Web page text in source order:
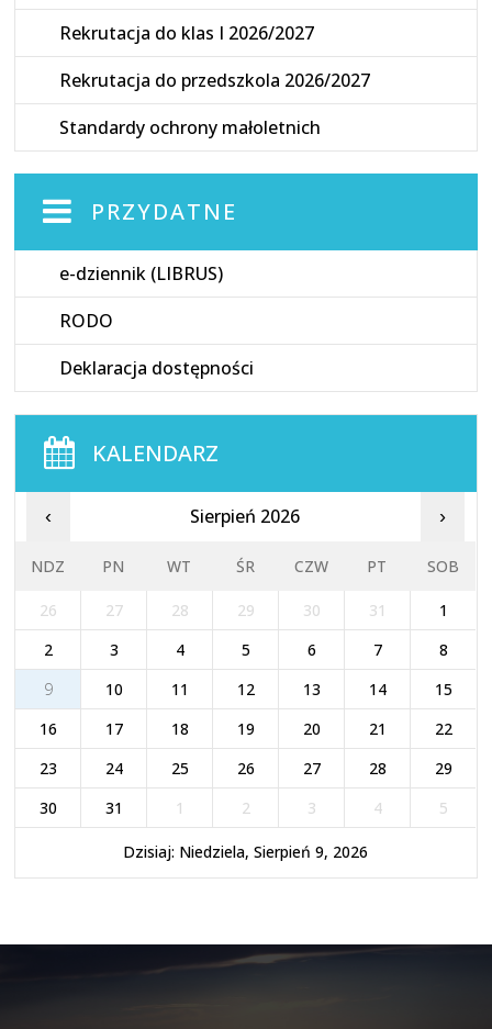
Rekrutacja do klas I 2026/2027
Rekrutacja do przedszkola 2026/2027
Standardy ochrony małoletnich
PRZYDATNE
e-dziennik (LIBRUS)
RODO
Deklaracja dostępności
KALENDARZ
‹ Sierpień 2026 ›
NDZ PN WT ŚR CZW PT SOB
26 27 28 29 30 31
1
2
3 4 5 6 7
8
9
10 11 12 13 14
15
16
17 18 19 20 21
22
23
24 25 26 27 28
29
30
31 1 2 3 4 5
Dzisiaj: Niedziela, Sierpień 9, 2026